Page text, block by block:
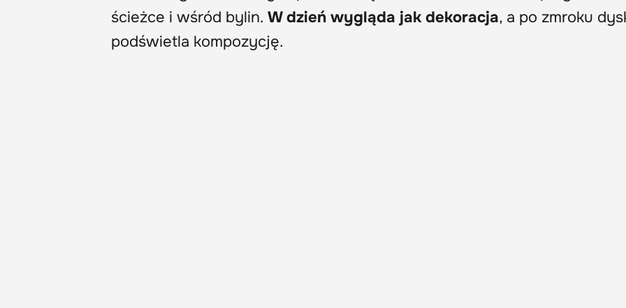
ścieżce i wśród bylin. W dzień wygląda jak dekoracja, a po zmroku
podświetla kompozycję.